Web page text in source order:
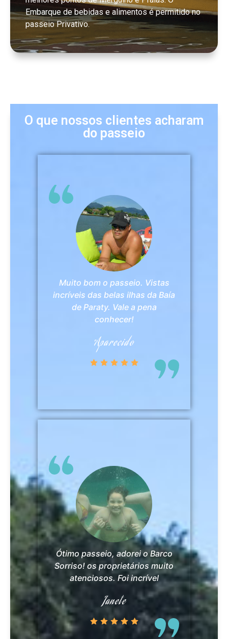
Embarque de bebidas e alimentos é permitido no
passeio Privativo.
O que nossos clientes acharam
do passeio
Muito bom o passeio. Vistas
incríveis das belas ilhas da Baía
de Paraty. Vale a pena
conhecer!
Aparecido
Ótimo passeio, adorei o Barco
Sorriso! os proprietários muito
atenciosos. Foi incrível
Janete